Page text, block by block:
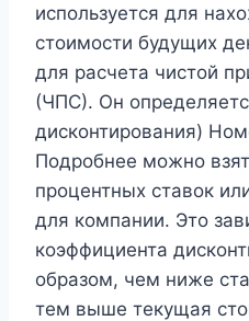
используется для
стоимости будущих
для расчета чистой
(ЧПС). Он
дисконтирования)
Подробнее можно
процентных ставок
для компании. Это
коэффициента
образом, чем ниже
тем выше текущая